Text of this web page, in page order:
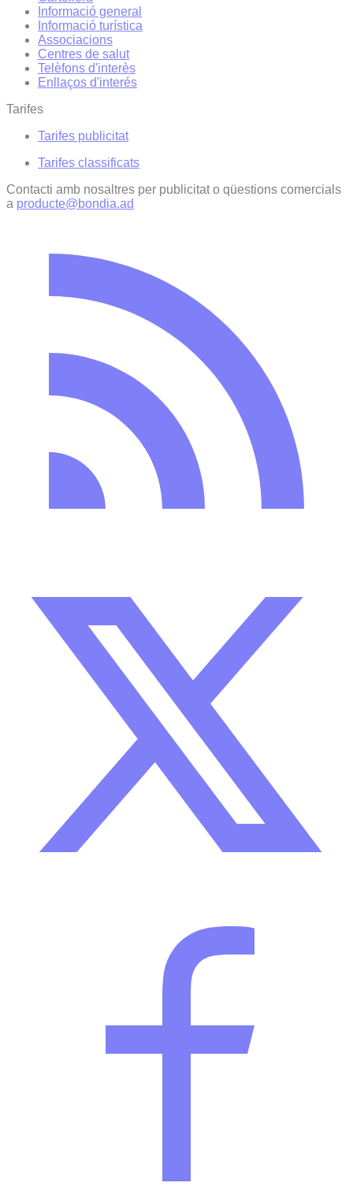
Informació general
Informació turística
Associacions
Centres de salut
Telèfons d'interès
Enllaços d'interés
Tarifes
Tarifes publicitat
Tarifes classificats
Contacti amb nosaltres per publicitat o qüestions comercials
a producte@bondia.ad